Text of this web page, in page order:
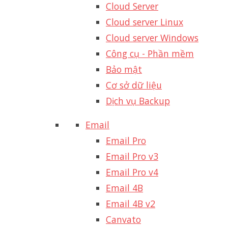
Cloud Server
Cloud server Linux
Cloud server Windows
Công cụ - Phần mềm
Bảo mật
Cơ sở dữ liệu
Dịch vụ Backup
Email
Email Pro
Email Pro v3
Email Pro v4
Email 4B
Email 4B v2
Canvato